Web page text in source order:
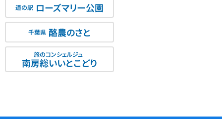
道の駅 ローズマリー公園
千葉県 酪農のさと
旅のコンシェルジュ
南房総いいとこどり